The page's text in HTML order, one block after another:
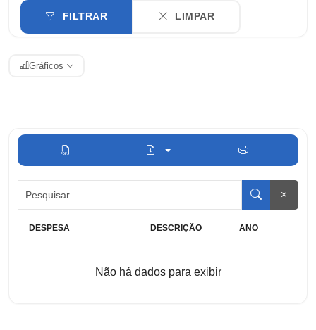
FILTRAR LIMPAR
Gráficos
DESPESA DESCRIÇÃO ANO
Não há dados para exibir